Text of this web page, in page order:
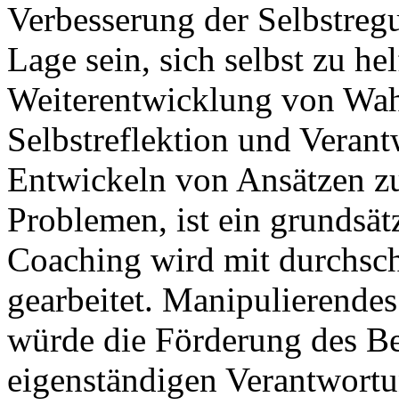
Verbesserung der
Lage sein, sich selbst zu
Weiterentwicklung von
Selbstreflektion und
Entwickeln von Ansätzen
Problemen, ist ein
Coaching wird mit
gearbeitet.
würde die Förderung des
eigenständigen